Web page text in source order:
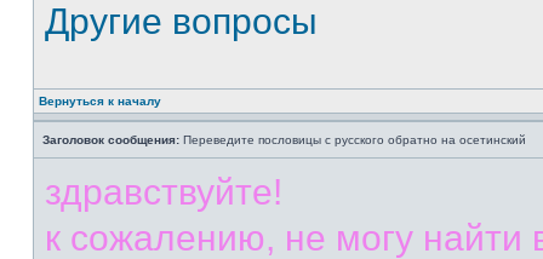
Другие вопросы
Вернуться к началу
Заголовок сообщения: Переведите пословицы с русского обратно на осетинский
здравствуйте!
к сожалению, не могу найти